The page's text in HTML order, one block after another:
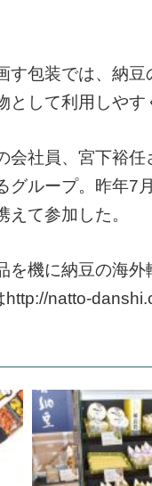
す包装では、納
して利用しやす
会社員、宮下裕
グループ。昨年7
て参加した。
を機に納豆の海
natto-